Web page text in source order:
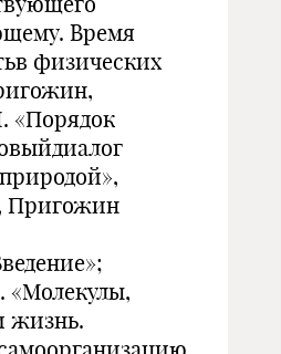
Время
физических
«Порядок
Пригожин
«Молекулы,
жизнь.